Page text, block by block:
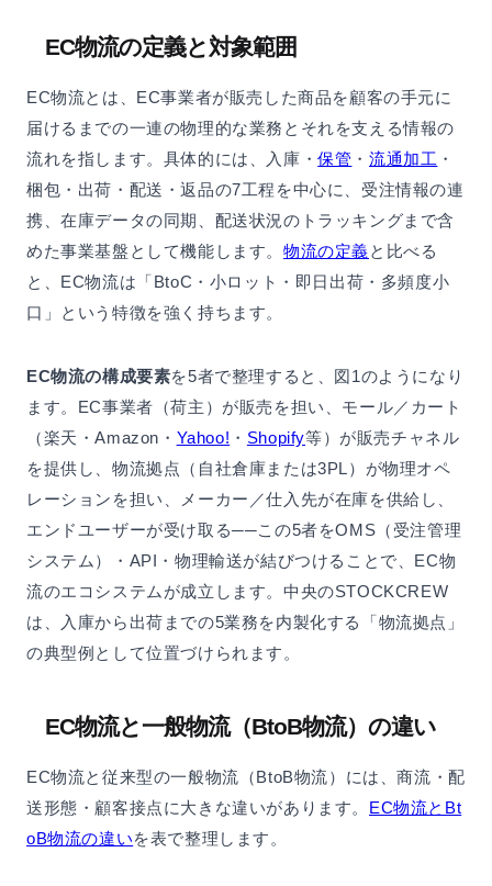
EC物流の定義と対象範囲
EC物流とは、EC事業者が販売した商品を顧客の手元に
届けるまでの一連の物理的な業務とそれを支える情報の
流れを指します。具体的には、入庫・保管 ・流通加工 ・
梱包・出荷・配送・返品の7工程を中心に、受注情報の連
携、在庫データの同期、配送状況のトラッキングまで含
めた事業基盤として機能します。 物流の定義と比べる
と、EC物流は「BtoC・小ロット・即日出荷・多頻度小
口」という特徴を強く持ちます。
EC物流の構成要素を5者で整理すると、図1のようになり
ます。EC事業者（荷主）が販売を担い、モール／カート
（楽天・Amazon・ Yahoo! ・ Shopify等）が販売チャネル
を提供し、物流拠点（自社倉庫または3PL）が物理オペ
レーションを担い、メーカー／仕入先が在庫を供給し、
エンドユーザーが受け取る──この5者をOMS（受注管理
システム）・API・物理輸送が結びつけることで、EC物
流のエコシステムが成立します。中央のSTOCKCREW
は、入庫から出荷までの5業務を内製化する「物流拠点」
の典型例として位置づけられます。
EC物流と一般物流（BtoB物流）の違い
EC物流と従来型の一般物流（BtoB物流）には、商流・配
送形態・顧客接点に大きな違いがあります。 EC物流とBt
oB物流の違いを表で整理します。